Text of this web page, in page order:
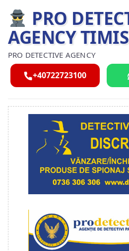
PRO
AGENCY
PRO DETECTIVE AGENCY
+40722723100